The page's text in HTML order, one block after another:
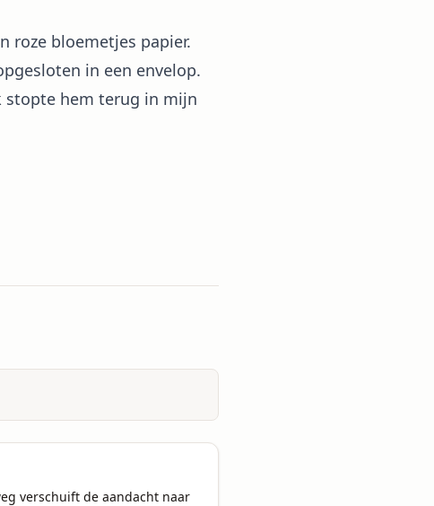
roze bloemetjes papier.
in een envelop.
stopte hem terug in mijn
verschuift de aandacht naar